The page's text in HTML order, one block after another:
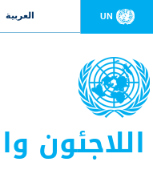
UN العربية
اللاجئون